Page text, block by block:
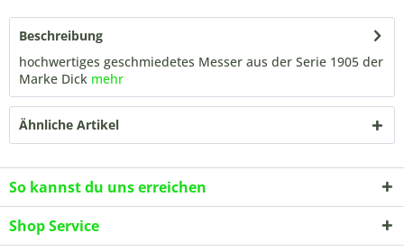
Beschreibung
hochwertiges geschmiedetes Messer aus der Serie 1905 der
Marke Dick mehr
Ähnliche Artikel
So kannst du uns erreichen
Shop Service